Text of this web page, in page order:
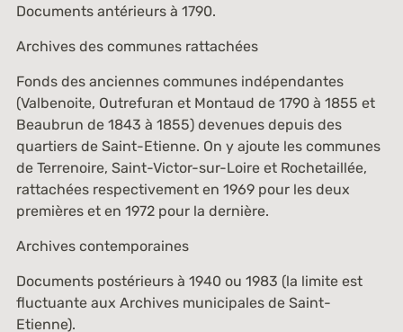
Documents antérieurs à 1790.
Archives des communes rattachées
Fonds des anciennes communes indépendantes
(Valbenoite, Outrefuran et Montaud de 1790 à 1855 et
Beaubrun de 1843 à 1855) devenues depuis des
quartiers de Saint-Etienne. On y ajoute les communes
de Terrenoire, Saint-Victor-sur-Loire et Rochetaillée,
rattachées respectivement en 1969 pour les deux
premières et en 1972 pour la dernière.
Archives contemporaines
Documents postérieurs à 1940 ou 1983 (la limite est
fluctuante aux Archives municipales de Saint-
Etienne).